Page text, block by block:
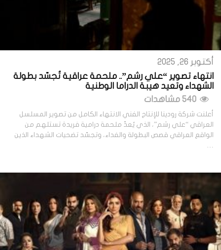
أكتوبر 26, 2025
انتهاء تصوير “علي رشم”.. ملحمة عراقية تُجسّد بطولة
الشهداء وتعيد هيبة الدراما الوطنية
أعلنت شركة رودينا للإنتاج الفني الانتهاء الكامل من تصوير المسلسل
العراقي “علي رشم”، الذي يُعدّ ملحمة درامية فريدة تستلهم من
الواقع العراقي قصص البطولة والفداء، وتجسّد تضحيات الشهداء الذين
…